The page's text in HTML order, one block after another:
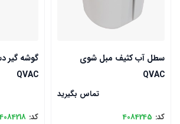
سطل آب کثیف مبل شوی
QVAC
تماس بگیرید
کد: 4084245
گوشه گیر
QVAC
کد: 4084218